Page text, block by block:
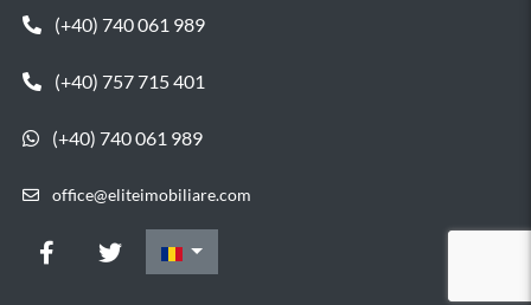
(+40) 740 061 989
(+40) 757 715 401
(+40) 740 061 989
office@eliteimobiliare.com